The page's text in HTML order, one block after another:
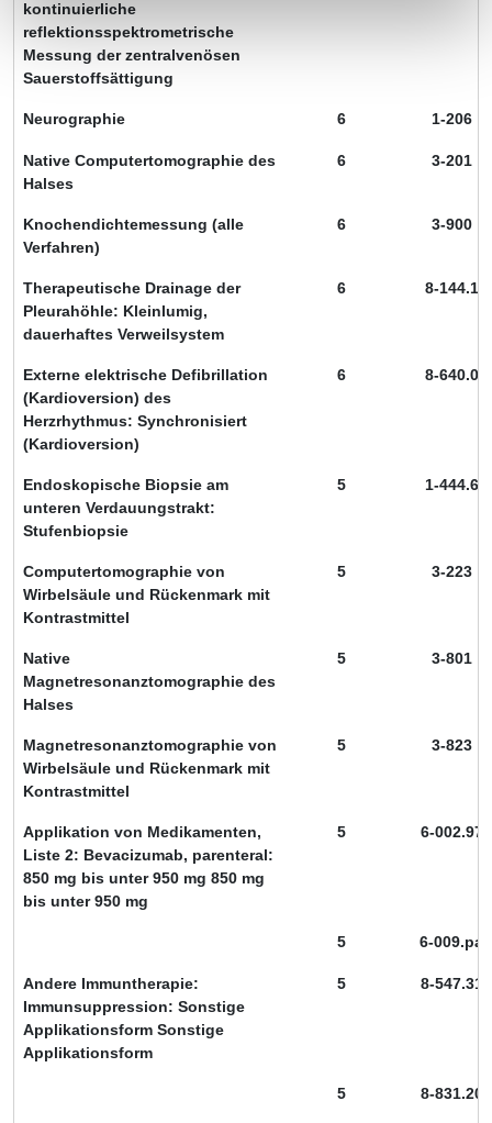
kontinuierliche
reflektionsspektrometrische
Messung der zentralvenösen
Sauerstoffsättigung
Neurographie 6 1-206
Native Computertomographie des
Halses
6 3-201
Knochendichtemessung (alle
Verfahren)
6 3-900
Therapeutische Drainage der
Pleurahöhle: Kleinlumig,
dauerhaftes Verweilsystem
6 8-144.1
Externe elektrische Defibrillation
(Kardioversion) des
Herzrhythmus: Synchronisiert
(Kardioversion)
6 8-640.0
Endoskopische Biopsie am
unteren Verdauungstrakt:
Stufenbiopsie
5 1-444.6
Computertomographie von
Wirbelsäule und Rückenmark mit
Kontrastmittel
5 3-223
Native
Magnetresonanztomographie des
Halses
5 3-801
Magnetresonanztomographie von
Wirbelsäule und Rückenmark mit
Kontrastmittel
5 3-823
Applikation von Medikamenten,
Liste 2: Bevacizumab, parenteral:
850 mg bis unter 950 mg 850 mg
bis unter 950 mg
5 6-002.97
5 6-009.pa
Andere Immuntherapie:
Immunsuppression: Sonstige
Applikationsform Sonstige
Applikationsform
5 8-547.31
5 8-831.20